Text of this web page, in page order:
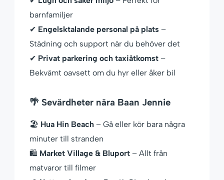
barnfamiljer
✔ Engelsktalande personal på plats –
Städning och support när du behöver det
✔ Privat parkering och taxiåtkomst –
Bekvämt oavsett om du hyr eller åker bil
🌴 Sevärdheter nära Baan Jennie
🏖 Hua Hin Beach – Gå eller kör bara några
minuter till stranden
🛍 Market Village & Bluport – Allt från
matvaror till filmer